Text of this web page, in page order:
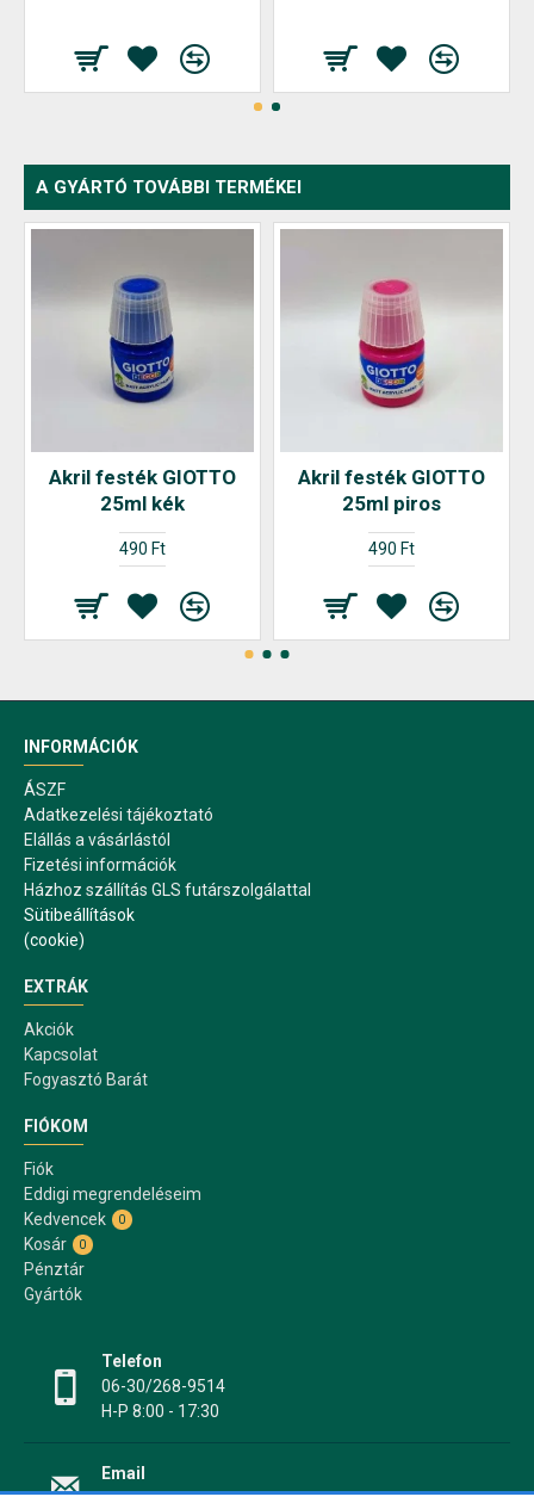
A GYÁRTÓ TOVÁBBI TERMÉKEI
Akril festék GIOTTO
25ml kék
490 Ft
Akril festék GIOTTO
25ml piros
490 Ft
INFORMÁCIÓK
ÁSZF
Adatkezelési tájékoztató
Elállás a vásárlástól
Fizetési információk
Házhoz szállítás GLS futárszolgálattal
Sütibeállítások
(cookie)
EXTRÁK
Akciók
Kapcsolat
Fogyasztó Barát
FIÓKOM
Fiók
Eddigi megrendeléseim
Kedvencek
0
Kosár 0
Pénztár
Gyártók
Telefon
06-30/268-9514
H-P 8:00 - 17:30
Email
info@papir17.hu